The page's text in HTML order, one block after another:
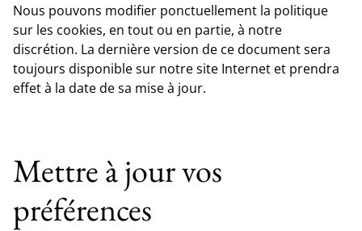
Nous pouvons modifier ponctuellement la politique
sur les cookies, en tout ou en partie, à notre
discrétion. La dernière version de ce document sera
toujours disponible sur notre site Internet et prendra
effet à la date de sa mise à jour.
Mettre à jour vos
préférences